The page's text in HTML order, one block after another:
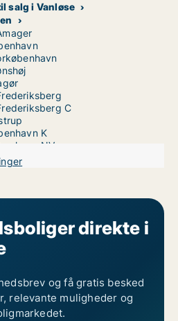
salg i Vanløse
C
K
NV
S
SV
direkte i
og få gratis besked
relevante muligheder og